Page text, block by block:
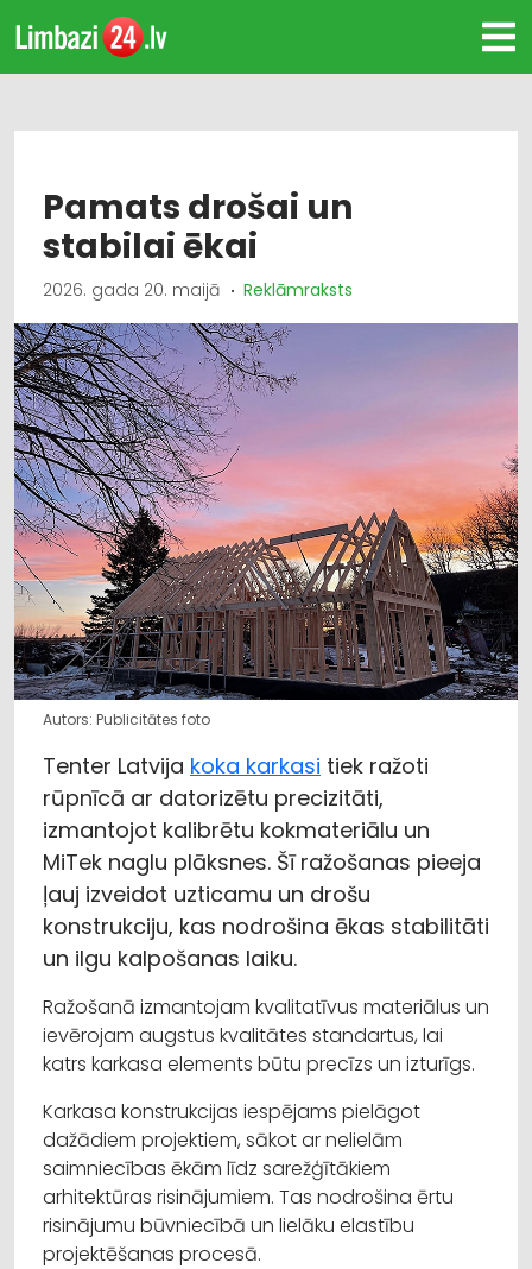
Pamats drošai un
stabilai ēkai
2026. gada 20. maijā Reklāmraksts
Autors: Publicitātes foto
Tenter Latvija koka karkasi tiek ražoti
rūpnīcā ar datorizētu precizitāti,
izmantojot kalibrētu kokmateriālu un
MiTek naglu plāksnes. Šī ražošanas pieeja
ļauj izveidot uzticamu un drošu
konstrukciju, kas nodrošina ēkas stabilitāti
un ilgu kalpošanas laiku.
Ražošanā izmantojam kvalitatīvus materiālus un
ievērojam augstus kvalitātes standartus, lai
katrs karkasa elements būtu precīzs un izturīgs.
Karkasa konstrukcijas iespējams pielāgot
dažādiem projektiem, sākot ar nelielām
saimniecības ēkām līdz sarežģītākiem
arhitektūras risinājumiem. Tas nodrošina ērtu
risinājumu būvniecībā un lielāku elastību
projektēšanas procesā.